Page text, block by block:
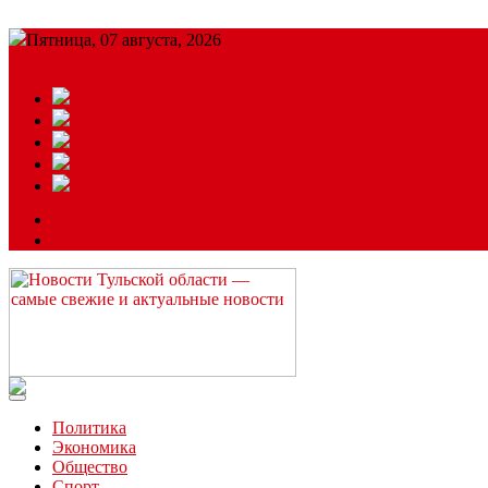
Пятница, 07 августа, 2026
Читайте последние новости дня в Тульской области на сайте
Политика
Экономика
Общество